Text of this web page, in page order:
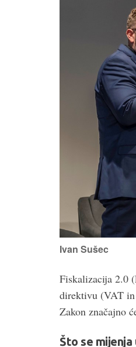
Ivan Sušec
Fiskalizacija 2.0
direktivu (VAT in
Zakon značajno
Što se mijenja